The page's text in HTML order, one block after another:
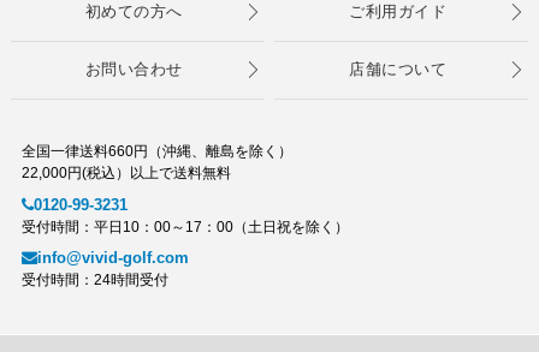
初めての方へ ご利用ガイド
お問い合わせ 店舗について
全国一律送料660円（沖縄、離島を除く）
22,000円(税込）以上で送料無料
0120-99-3231
受付時間：平日10：00～17：00（土日祝を除く）
info@vivid-golf.com
受付時間：24時間受付